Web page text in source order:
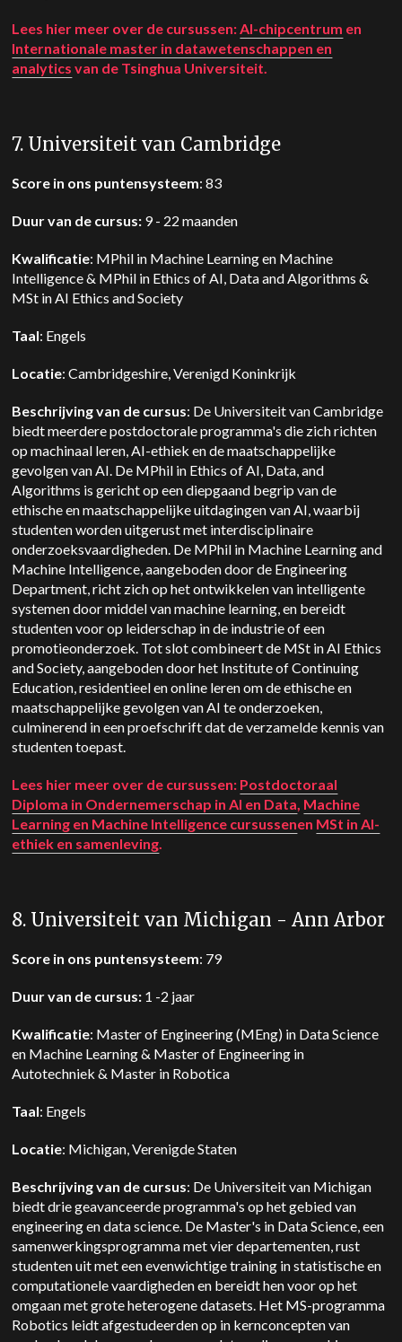
Lees hier meer over de cursussen:AI-chipcentrum en
Internationale master in datawetenschappen en
analytics van de Tsinghua Universiteit.
7. Universiteit van Cambridge
Score in ons puntensysteem: 83
Duur van de cursus: 9 - 22 maanden
Kwalificatie: MPhil in Machine Learning en Machine
Intelligence & MPhil in Ethics of AI, Data and Algorithms &
MSt in AI Ethics and Society
Taal: Engels
Locatie: Cambridgeshire, Verenigd Koninkrijk
Beschrijving van de cursus: De Universiteit van Cambridge
biedt meerdere postdoctorale programma's die zich richten
op machinaal leren, AI-ethiek en de maatschappelijke
gevolgen van AI. De MPhil in Ethics of AI, Data, and
Algorithms is gericht op een diepgaand begrip van de
ethische en maatschappelijke uitdagingen van AI, waarbij
studenten worden uitgerust met interdisciplinaire
onderzoeksvaardigheden. De MPhil in Machine Learning and
Machine Intelligence, aangeboden door de Engineering
Department, richt zich op het ontwikkelen van intelligente
systemen door middel van machine learning, en bereidt
studenten voor op leiderschap in de industrie of een
promotieonderzoek. Tot slot combineert de MSt in AI Ethics
and Society, aangeboden door het Institute of Continuing
Education, residentieel en online leren om de ethische en
maatschappelijke gevolgen van AI te onderzoeken,
culminerend in een proefschrift dat de verzamelde kennis van
studenten toepast.
Lees hier meer over de cursussen: Postdoctoraal
Diploma in Ondernemerschap in AI en Data, Machine
Learning en Machine Intelligence cursussenen MSt in AI-
ethiek en samenleving.
8. Universiteit van Michigan - Ann Arbor
Score in ons puntensysteem: 79
Duur van de cursus: 1 -2 jaar
Kwalificatie: Master of Engineering (MEng) in Data Science
en Machine Learning & Master of Engineering in
Autotechniek & Master in Robotica
Taal: Engels
Locatie: Michigan, Verenigde Staten
Beschrijving van de cursus: De Universiteit van Michigan
biedt drie geavanceerde programma's op het gebied van
engineering en data science. De Master's in Data Science, een
samenwerkingsprogramma met vier departementen, rust
studenten uit met een evenwichtige training in statistische en
computationele vaardigheden en bereidt hen voor op het
omgaan met grote heterogene datasets. Het MS-programma
Robotics leidt afgestudeerden op in kernconcepten van